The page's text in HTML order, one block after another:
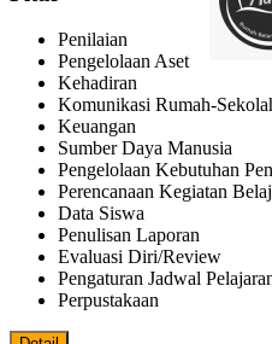
Penilaian
Pengelolaan Aset
Kehadiran
Komunikasi Rumah-
Keuangan
Sumber Daya Manusia
Pengelolaan Kebutuhan
Perencanaan Kegiatan
Data Siswa
Penulisan Laporan
Evaluasi Diri/review
Pengaturan Jadwal
Perpustakaan